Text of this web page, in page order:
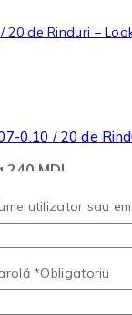
0.10 / 20 de
MDL
maro din gama
lifting intens).
utilizator sau
*Obligatoriu